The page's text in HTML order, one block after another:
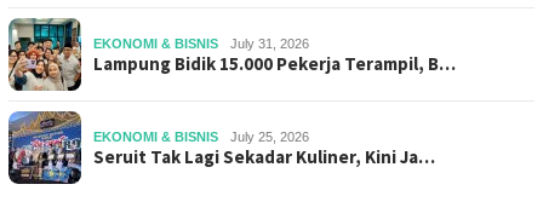
EKONOMI & BISNIS July 31, 2026
Lampung Bidik 15.000 Pekerja Terampil, B…
EKONOMI & BISNIS July 25, 2026
Seruit Tak Lagi Sekadar Kuliner, Kini Ja…